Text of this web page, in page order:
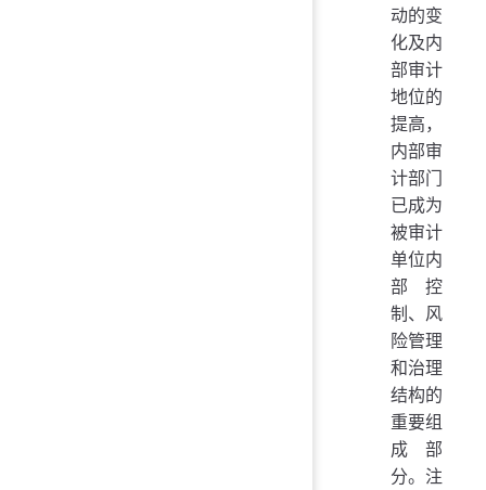
动的变
化及内
部审计
地位的
提高，
内部审
计部门
已成为
被审计
单位内
部控
制、风
险管理
和治理
结构的
重要组
成部
分。注